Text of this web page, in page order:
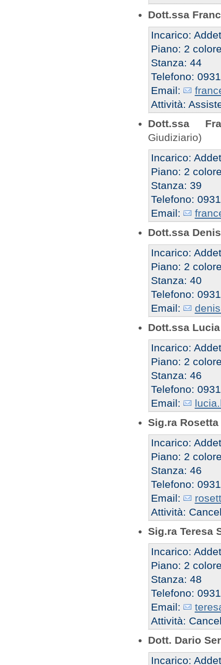
Dott.ssa
Incarico:
Piano: 2
Stanza: 44
Telefono:
Email:
Attività:
Dott.ssa
Giudiziario)
Incarico:
Piano: 2
Stanza: 39
Telefono:
Email:
Dott.ssa
Incarico:
Piano: 2
Stanza: 40
Telefono:
Email:
Dott.ssa
Incarico:
Piano: 2
Stanza: 46
Telefono:
Email:
Sig.ra
Incarico:
Piano: 2
Stanza: 46
Telefono:
Email:
Attività:
Sig.ra Teresa
Incarico:
Piano: 2
Stanza: 48
Telefono:
Email:
Attività:
Dott. Dario
Incarico: